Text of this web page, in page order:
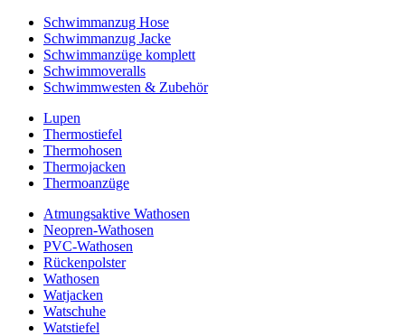
Schwimmanzug Hose
Schwimmanzug Jacke
Schwimmanzüge komplett
Schwimmoveralls
Schwimmwesten & Zubehör
Lupen
Thermostiefel
Thermohosen
Thermojacken
Thermoanzüge
Atmungsaktive Wathosen
Neopren-Wathosen
PVC-Wathosen
Rückenpolster
Wathosen
Watjacken
Watschuhe
Watstiefel